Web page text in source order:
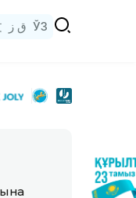
ق ز ЎЗ